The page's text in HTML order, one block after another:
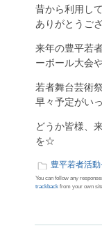
昔から利用し
ありがとうご
来年の豊平若
ーボール大会
若者舞台芸術
早々予定がい
どうか皆様、
を☆
豊平若者活
You can follow any
trackback from your own